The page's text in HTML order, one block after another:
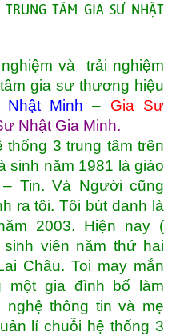
TÂM GIA SƯ NHẬT
và trải nghiệm
gia sư thương hiệu
Minh –
Gia Sư
Nhật Gia Minh.
3 trung tâm trên
sinh năm 1981 là giáo
Tin. Và Người cũng
ra tôi. Tôi bút danh là
2003. Hiện nay (
viên năm thứ hai
Châu. Toi may mắn
một gia đình bố làm
nghệ thông tin và mẹ
lí chuỗi hệ thống 3